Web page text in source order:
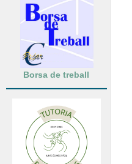
Borsa de treball